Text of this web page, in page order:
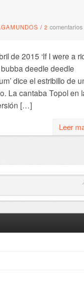
/ 2 comentarios
de 2015 ‘If I were a
deedle deedle
dice el estribillo de
La cantaba Topol en
[…]
Leer